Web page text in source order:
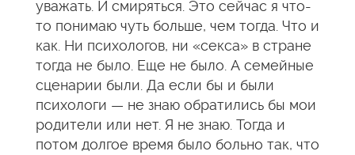
уважать. И смиряться. Это сейчас я что-
то понимаю чуть больше, чем тогда. Что и
как. Ни психологов, ни «секса» в стране
тогда не было. Еще не было. А семейные
сценарии были. Да если бы и были
психологи — не знаю обратились бы мои
родители или нет. Я не знаю. Тогда и
потом долгое время было больно так, что